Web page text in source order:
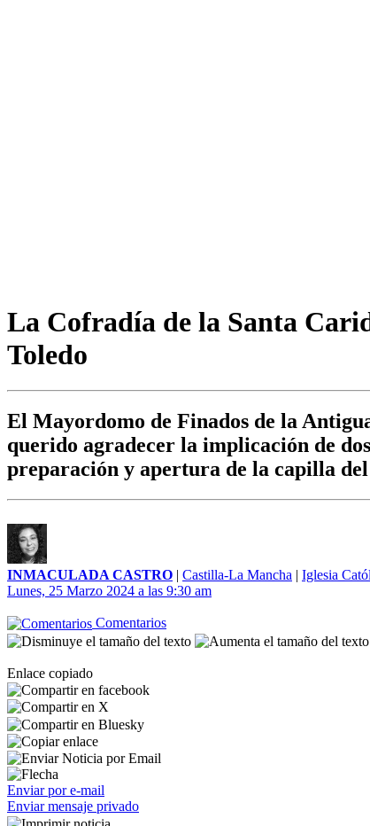
La Cofradía de la Santa
Toledo
El Mayordomo de Finados de la
querido agradecer la implicación de
preparación y apertura de la capilla
INMACULADA CASTRO | Castilla-La Mancha | Iglesia
Lunes, 25 Marzo 2024 a las 9:30 am
Comentarios
Enlace copiado
Enviar por e-mail
Enviar mensaje privado